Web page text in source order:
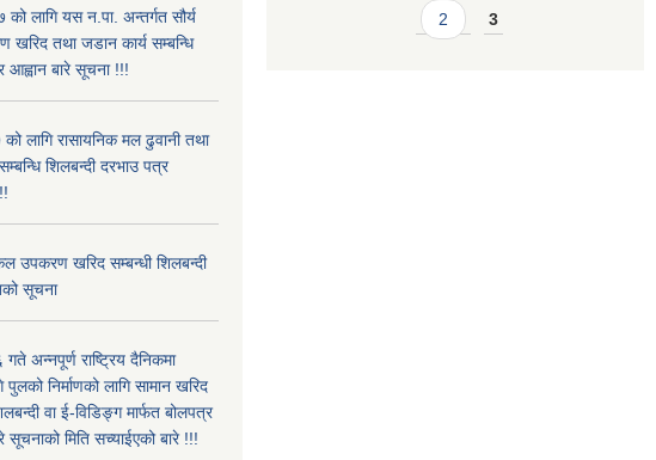
लागि यस न.पा. अन्तर्गत सौर्य
खरिद तथा जडान कार्य सम्बन्धि
आह्वान बारे सूचना !!!
लागि रासायनिक मल ढुवानी तथा
शिलबन्दी दरभाउ पत्र
उपकरण खरिद सम्बन्धी शिलबन्दी
सूचना
अन्नपूर्ण राष्ट्रिय दैनिकमा
निर्माणको लागि सामान खरिद
वा ई-विडिङ्ग मार्फत बोलपत्र
सूचनाको मिति सच्याईएको बारे !!!
2 3